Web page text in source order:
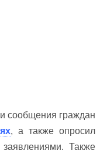
сообщения граждан
, а также опросил
Также